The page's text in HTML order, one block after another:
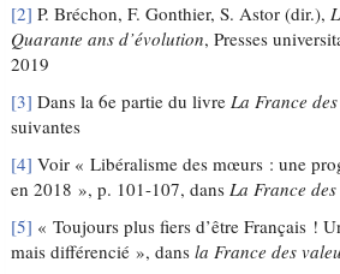
[2] P. Bréchon, F. Gonthier, S. Astor (dir.),
Quarante ans d’évolution, Presses
2019
[3] Dans la 6e partie du livreLa France
suivantes
[4] Voir « Libéralisme des mœurs : une
en 2018 », p. 101-107, dansLa France
[5] « Toujours plus fiers d’être Français !
mais différencié », dansla France des